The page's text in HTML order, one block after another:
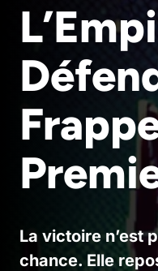
La victoire n’est
chance. Elle